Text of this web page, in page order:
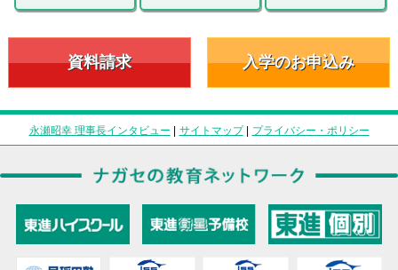
資料請求 入学のお申込み
永瀬昭幸 理事長インタビュー | サイトマップ| プライバシー・ポリシー